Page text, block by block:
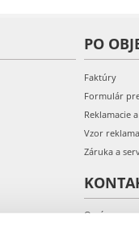
PO
Faktúry
Formulár
Reklamacie
Vzor
Záruka a
O nás